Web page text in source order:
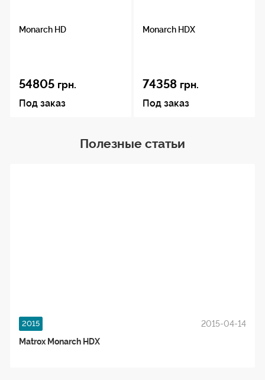
Monarch HD
54805 грн.
Под заказ
Monarch HDX
74358 грн.
Под заказ
Полезные статьи
2015
2015-04-14
Matrox Monarch HDX